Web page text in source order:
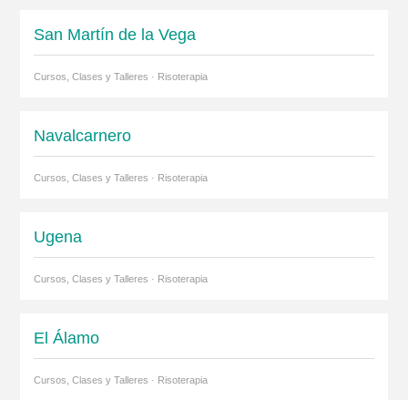
San Martín de la Vega
Cursos, Clases y Talleres · Risoterapia
Navalcarnero
Cursos, Clases y Talleres · Risoterapia
Ugena
Cursos, Clases y Talleres · Risoterapia
El Álamo
Cursos, Clases y Talleres · Risoterapia